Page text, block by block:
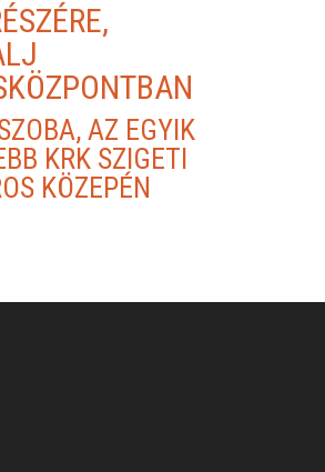
AZ EGYIK
KRK SZIGETI
KÖZEPÉN